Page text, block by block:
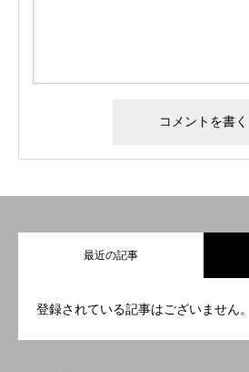
最近の記事
登録されている記事はございません。